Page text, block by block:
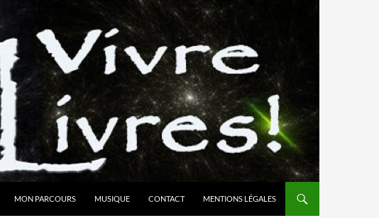
MON PARCOURS MUSIQUE CONTACT MENTIONS LÉGALES